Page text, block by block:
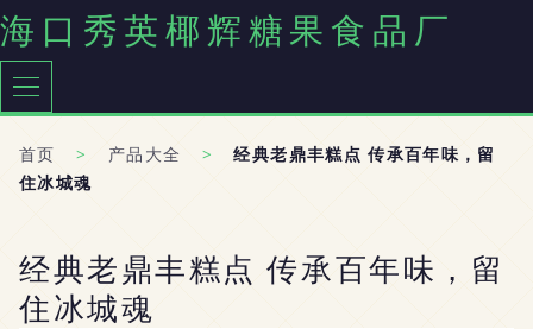
海口秀英椰辉糖果食品厂
首页 > 产品大全 >
经典老鼎丰糕点 传承百年味，留
住冰城魂
经典老鼎丰糕点 传承百年味，留
住冰城魂